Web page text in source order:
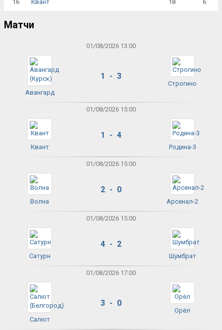
16 Квант 18 6
Матчи
01/08/2026 13:00
Авангард
1 - 3
Строгино
01/08/2026 15:00
Квант
1 - 4
Родина-3
01/08/2026 15:00
Волна
2 - 0
Арсенал-2
01/08/2026 15:00
Сатурн
4 - 2
Шумбрат
01/08/2026 17:00
Салют
3 - 0
Орёл